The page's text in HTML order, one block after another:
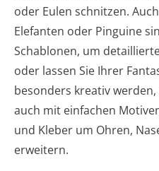
oder Eulen schnitzen.
Elefanten oder Pinguine
Schablonen, um
oder lassen Sie Ihrer
besonders kreativ
auch mit einfachen
und Kleber um Ohren,
erweitern.